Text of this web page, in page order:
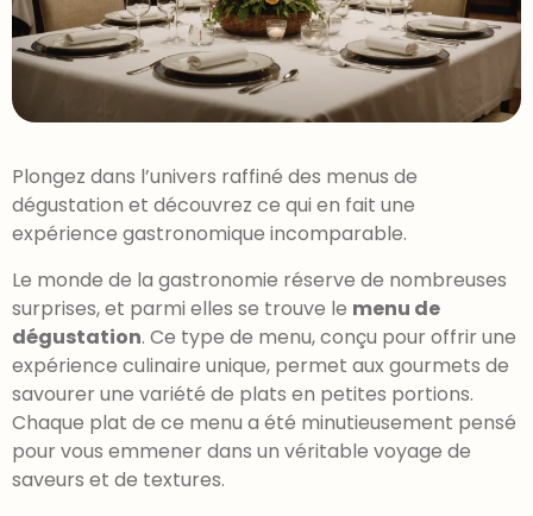
Plongez dans l’univers raffiné des menus de
dégustation et découvrez ce qui en fait une
expérience gastronomique incomparable.
Le monde de la gastronomie réserve de nombreuses
surprises, et parmi elles se trouve le menu de
dégustation. Ce type de menu, conçu pour offrir une
expérience culinaire unique, permet aux gourmets de
savourer une variété de plats en petites portions.
Chaque plat de ce menu a été minutieusement pensé
pour vous emmener dans un véritable voyage de
saveurs et de textures.